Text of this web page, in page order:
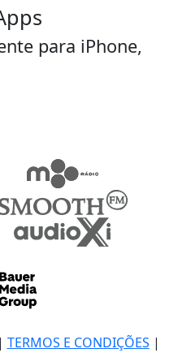
para iPhone,
TERMOS E CONDIÇÕES |